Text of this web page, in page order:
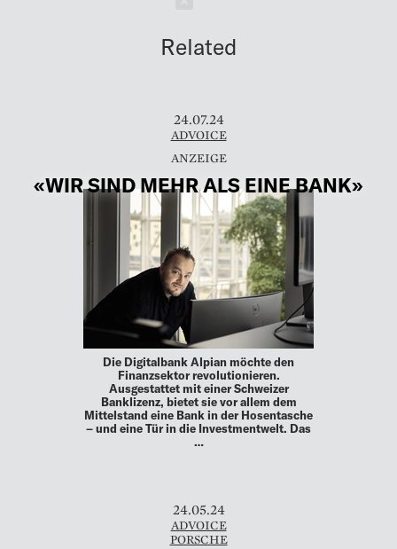
Related
24.07.24
ADVOICE
«WIR SIND MEHR ALS EINE BANK»
Die Digitalbank Alpian möchte den
Finanzsektor revolutionieren.
Ausgestattet mit einer Schweizer
Banklizenz, bietet sie vor allem dem
Mittelstand eine Bank in der Hosentasche
– und eine Tür in die Investmentwelt. Das
…
24.05.24
ADVOICE
PORSCHE